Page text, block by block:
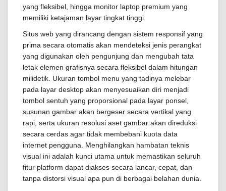
yang fleksibel, hingga monitor laptop premium yang
memiliki ketajaman layar tingkat tinggi.
Situs web yang dirancang dengan sistem responsif yang
prima secara otomatis akan mendeteksi jenis perangkat
yang digunakan oleh pengunjung dan mengubah tata
letak elemen grafisnya secara fleksibel dalam hitungan
milidetik. Ukuran tombol menu yang tadinya melebar
pada layar desktop akan menyesuaikan diri menjadi
tombol sentuh yang proporsional pada layar ponsel,
susunan gambar akan bergeser secara vertikal yang
rapi, serta ukuran resolusi aset gambar akan direduksi
secara cerdas agar tidak membebani kuota data
internet pengguna. Menghilangkan hambatan teknis
visual ini adalah kunci utama untuk memastikan seluruh
fitur platform dapat diakses secara lancar, cepat, dan
tanpa distorsi visual apa pun di berbagai belahan dunia.